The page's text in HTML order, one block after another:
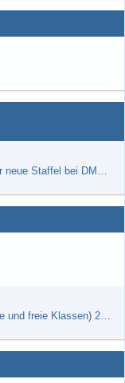
Die Modellbauer - Das Duell | Bewerbung für neue Staffel bei DMAX *Werbung*
Race Night in Lauba (LRP Offroad Challenge und freie Klassen) 25/26.08